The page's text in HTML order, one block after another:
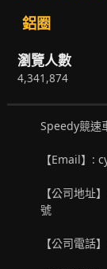
鋁圈
瀏覽人數
4,341,874
Speedy競速
【Email】:
【公司地址
號
【公司電話